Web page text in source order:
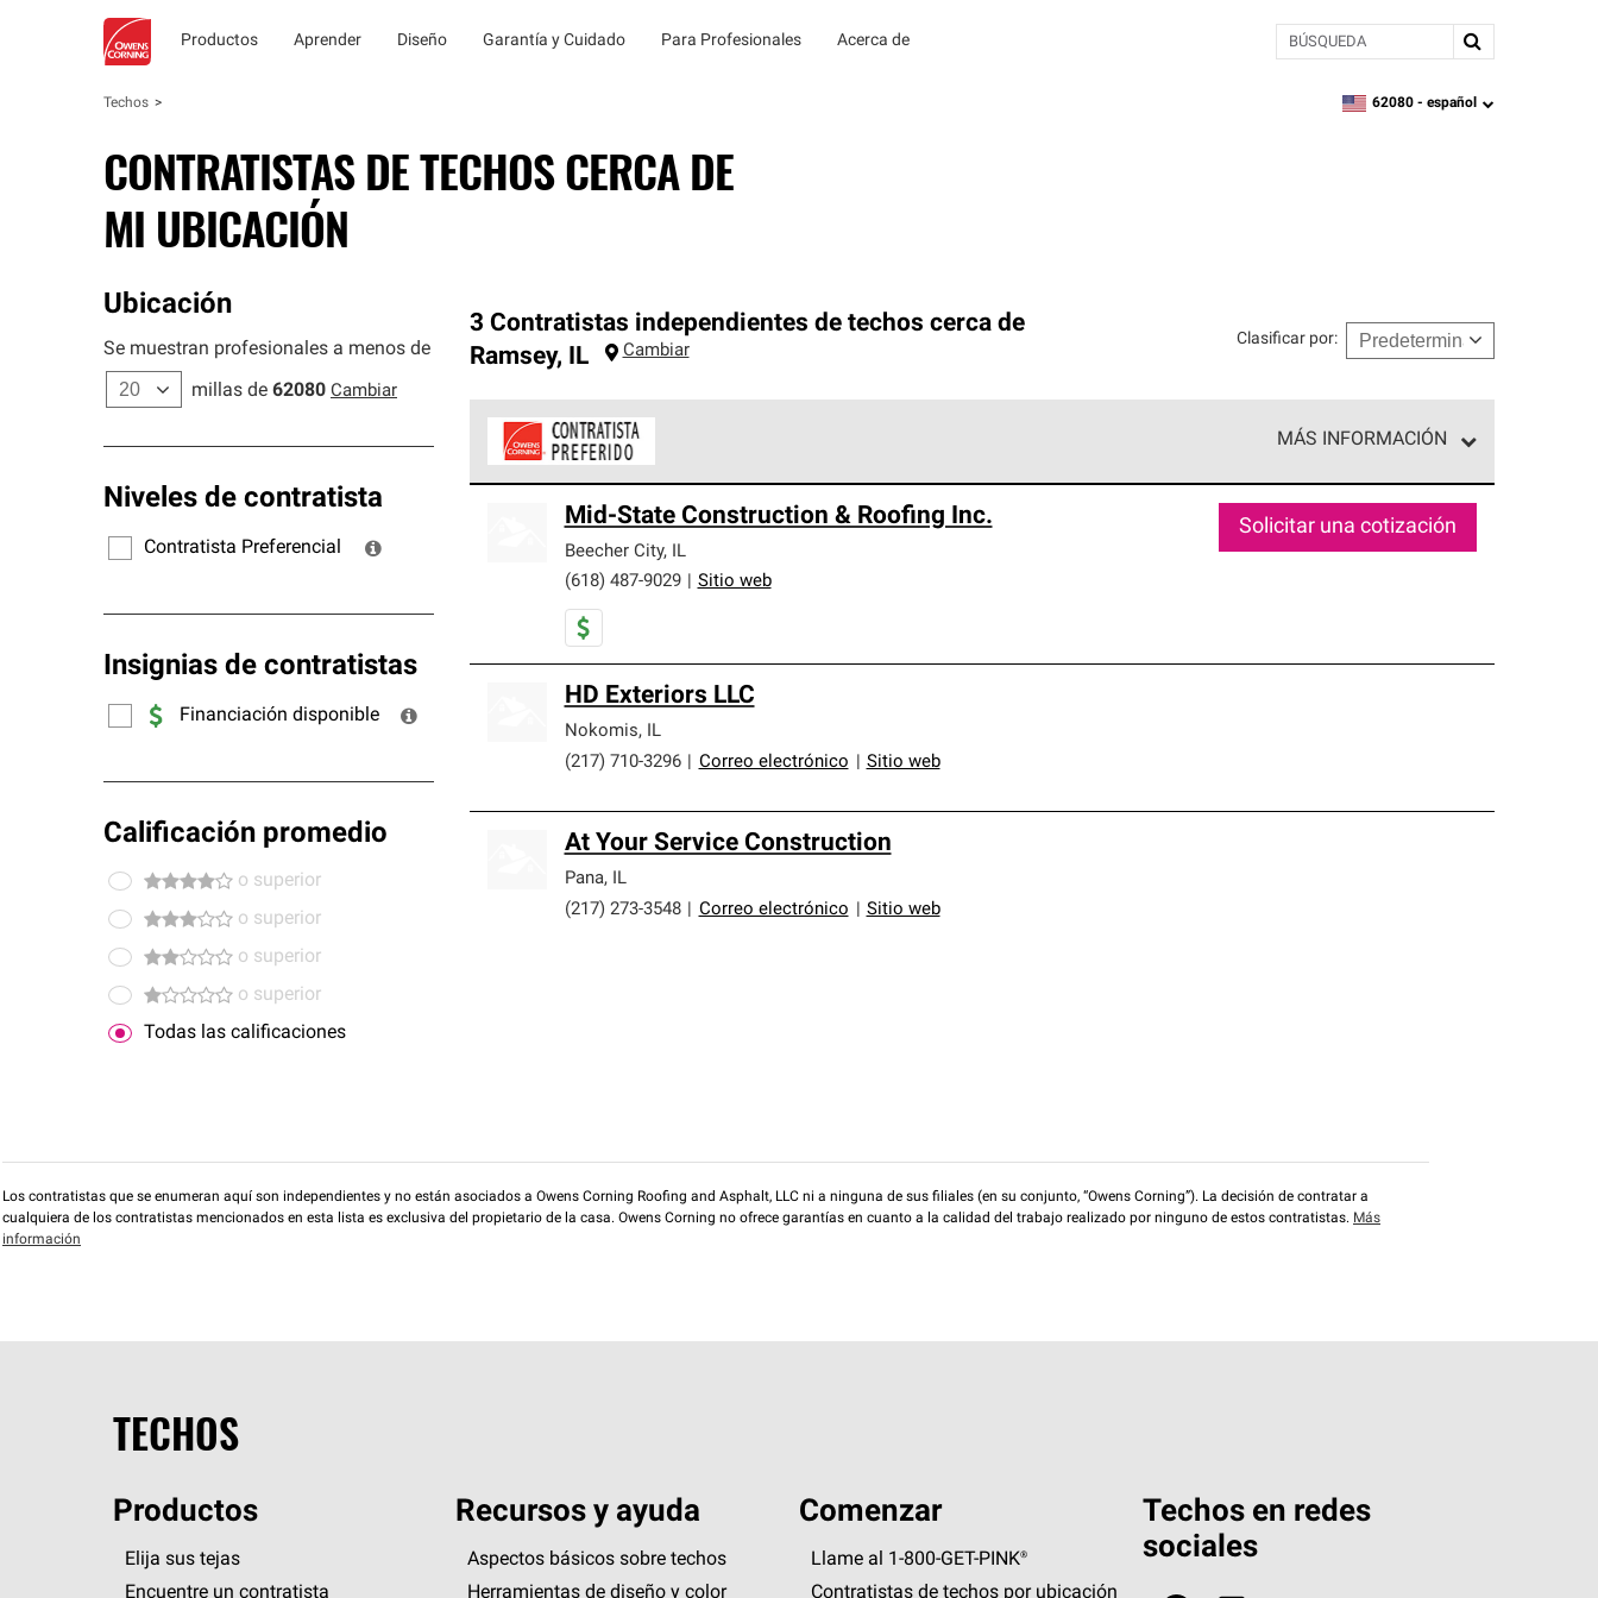
Productos Aprender Diseño Garantía y Cuidado Para Profesionales Acerca de BÚSQUEDA
Techos zipcode,language
62080 - español
CONTRATISTAS DE TECHOS CERCA DE
MI UBICACIÓN
Ubicación
Se muestran profesionales a menos de
millas de 62080 Cambiar
Niveles de contratista
Contratista Preferencial
Insignias de contratistas
Financiación disponible
Calificación promedio
o superior
o superior
o superior
o superior
Todas las calificaciones
3 Contratistas independientes de techos cerca de
Ramsey, IL Cambiar
Clasificar por:
MÁS INFORMACIÓN
cumplen con altos estándares y requisitos estrictos de profesionalismo y confiabilidad.
Mid-State Construction & Roofing Inc.
Beecher City,
IL
(618) 487-9029
Sitio web
Solicitar una cotización
HD Exteriors LLC
Nokomis,
IL
(217) 710-3296
Correo electrónico Sitio web
At Your Service Construction
Pana,
IL
(217) 273-3548
Correo electrónico Sitio web
Los contratistas que se enumeran aquí son independientes y no están asociados a Owens Corning Roofing and Asphalt, LLC ni a ninguna de sus filiales (en su conjunto, “Owens Corning”). La decisión de contratar a
cualquiera de los contratistas mencionados en esta lista es exclusiva del propietario de la casa. Owens Corning no ofrece garantías en cuanto a la calidad del trabajo realizado por ninguno de estos contratistas. Más
información
TECHOS
Productos
Elija sus tejas
Encuentre un contratista
Recursos y ayuda
Aspectos básicos sobre techos
Herramientas de diseño y color
Comenzar
Llame al 1-800-GET -PINK®
Contratistas de techos por ubicación
Techos en redes
sociales